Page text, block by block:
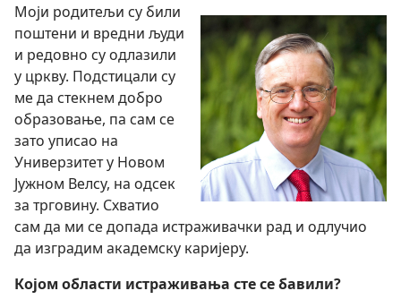
Моји родитељи су били
поштени и вредни људи
и редовно су одлазили
у цркву. Подстицали су
ме да стекнем добро
образовање, па сам се
зато уписао на
Универзитет у Новом
Јужном Велсу, на одсек
за трговину. Схватио
сам да ми се допада истраживачки рад и одлучио
да изградим академску каријеру.
Којом области истраживања сте се бавили?